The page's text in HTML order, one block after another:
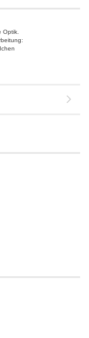
Optik.